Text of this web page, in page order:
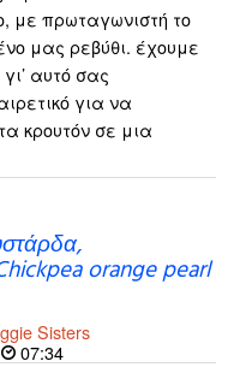
με πρωταγωνιστή το
μας ρεβύθι. έχουμε
αυτό σας
για να
κρουτόν σε μια
orange pearl
Sisters
07:34